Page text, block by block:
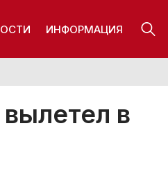
ИНФОРМАЦИЯ
в